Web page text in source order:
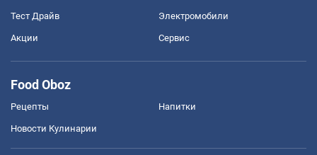
Тест Драйв Электромобили
Акции Сервис
Food Oboz
Рецепты Напитки
Новости Кулинарии